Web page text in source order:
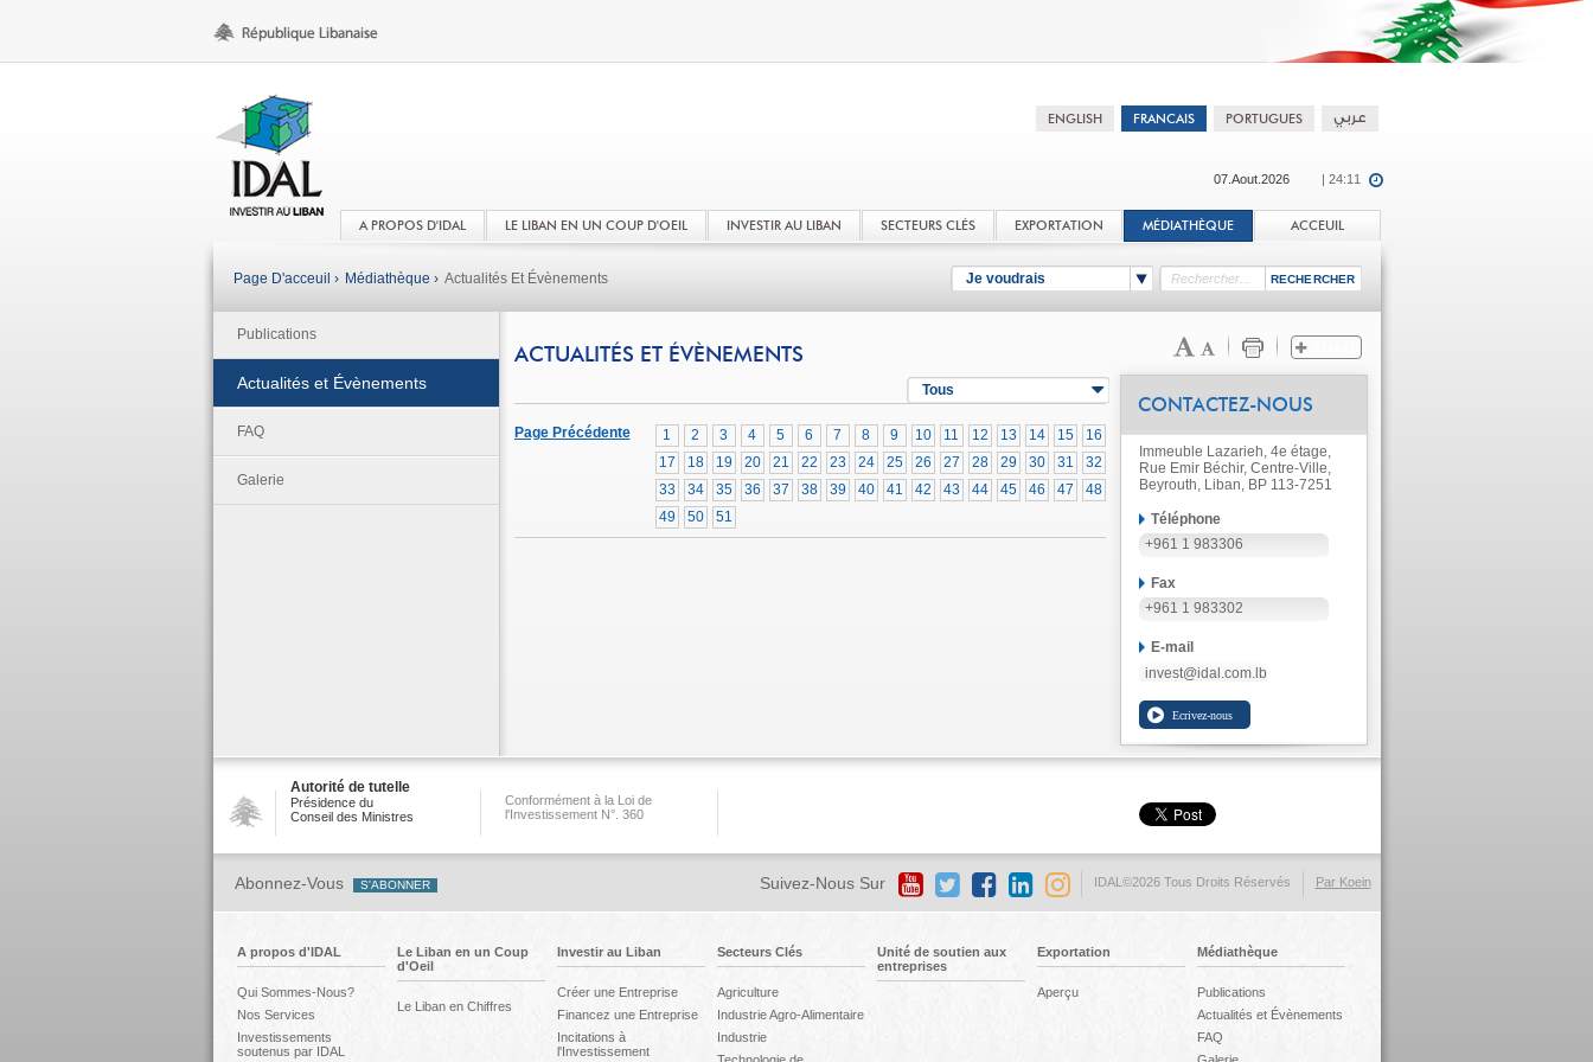
07.Aout.2026 | 24:11
A PROPOS D'IDAL LE LIBAN EN UN COUP D'OEIL INVESTIR AU LIBAN SECTEURS CLÉS EXPORTATION MÉDIATHÈQUE ACCEUIL
Je voudrais
Page D'acceuil › Médiathèque › Actualités Et Évènements
Publications
Actualités et Évènements
FAQ
Galerie
ACTUALITÉS ET ÉVÈNEMENTS
Tous
1 2 3 4 5 6 7 8 9 10 11 12 13 14 15
16
17
18 19 20 21 22 23 24 25 26 27 28 29 30 31
32
33
34 35 36 37 38 39 40 41 42 43 44 45 46 47
48
49
50 51
Page Précédente
CONTACTEZ-NOUS
Immeuble Lazarieh, 4e étage,
Rue Emir Béchir, Centre-Ville,
Beyrouth, Liban, BP 113-7251
Téléphone
+961 1 983306
Fax
+961 1 983302
E-mail
invest@idal.com.lb
Autorité de tutelle
Présidence du
Conseil des Ministres
Conformément à la Loi de
l'Investissement N°. 360
Par Koein
IDAL©2026 Tous Droits Réservés
Abonnez-Vous Suivez-Nous Sur
A propos d'IDAL
Qui Sommes-Nous?
Nos Services
Investissements
soutenus par IDAL
Le Liban en un Coup
d'Oeil
Le Liban en Chiffres
Investir au Liban
Créer une Entreprise
Financez une Entreprise
Incitations à
l'Investissement
Secteurs Clés
Agriculture
Industrie Agro-Alimentaire
Industrie
Unité de soutien aux
entreprises
Exportation
Aperçu
Médiathèque
Publications
Actualités et Évènements
FAQ